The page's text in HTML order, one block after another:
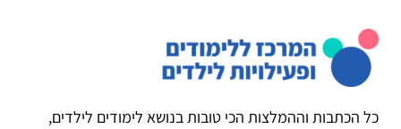
כל הכתבות וההמלצות הכי טובות בנושא לימודים לילדים,